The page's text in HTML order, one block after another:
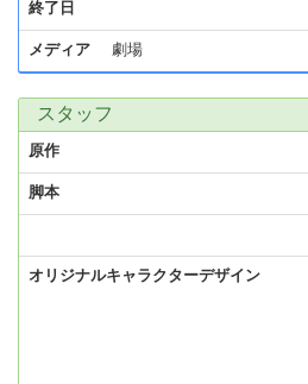
終了日
メディア 劇場
スタッフ
原作
脚本
オリジナルキャラクターデザイン